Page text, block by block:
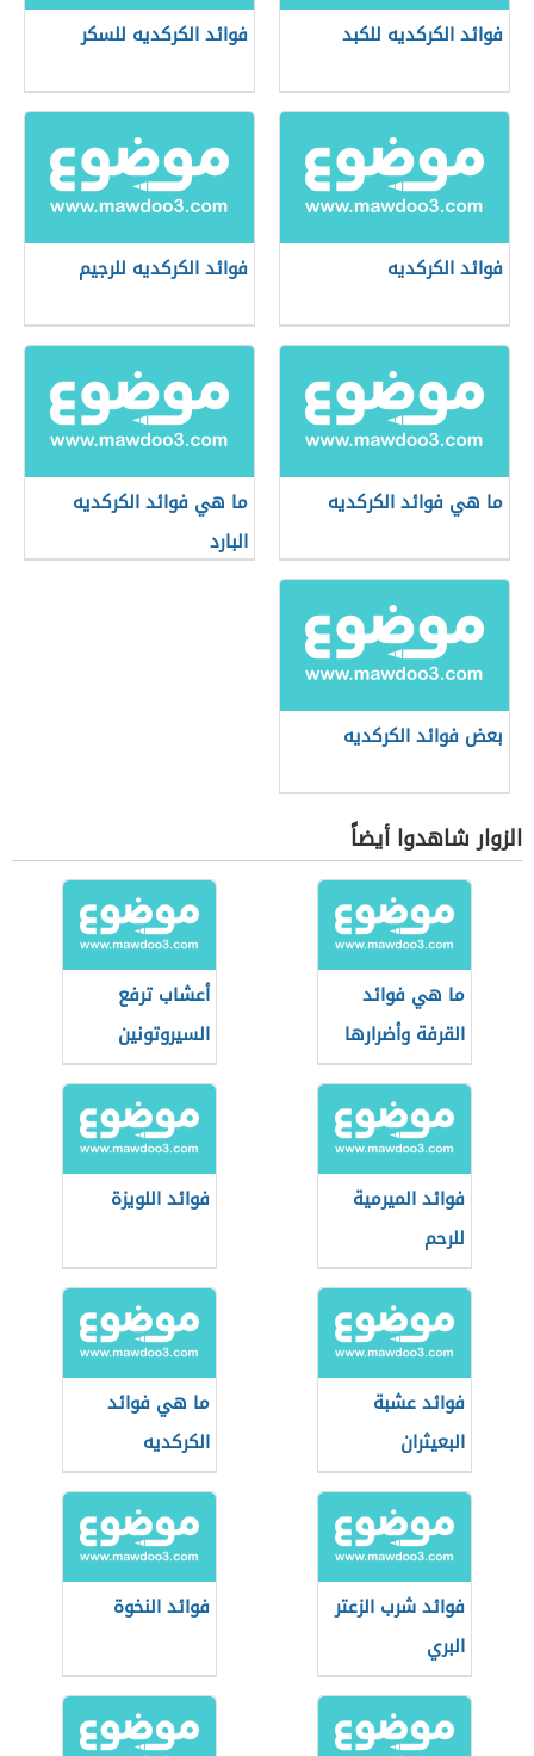
فوائد الكركديه للكبد فوائد الكركديه للسكر
فوائد الكركديه فوائد الكركديه للرجيم
ما هي فوائد الكركديه
ما هي فوائد الكركديه
البارد
بعض فوائد الكركديه
الزوار شاهدوا أيضاً
ما هي فوائد
القرفة وأضرارها
أعشاب ترفع
السيروتونين
فوائد الميرمية
للرحم
فوائد اللويزة
فوائد عشبة
البعيثران
ما هي فوائد
الكركديه
فوائد شرب الزعتر
البري
فوائد النخوة